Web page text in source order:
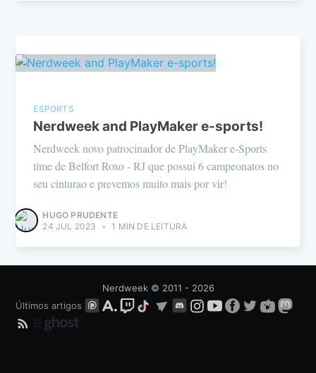
ESPORTS
Nerdweek and PlayMaker e-sports!
Nerdweek novo patrocinador de PlayMaker e-Sports
time de Belfort Roxo - RJ que possui 6 campeonatos no
seu cinturao e prevemos muito mais por vir!
HUGO PRUDENTE
24 JUL 2023
• 1 MIN DE LEITURA
Nerdweek© 2011 - 2026
Últimos artigos